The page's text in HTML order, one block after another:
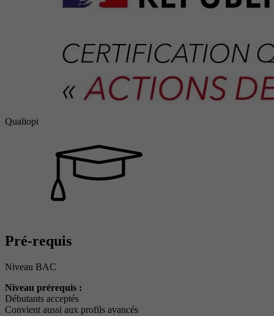
Qualiopi
Pré-requis
Niveau BAC
Niveau prérequis :
Débutants acceptés
Convient aussi aux profils avancés